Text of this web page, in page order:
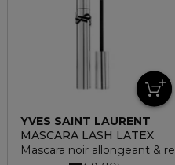
YVES SAINT LAURENT
MASCARA LASH LATEX
Mascara noir allongeant &